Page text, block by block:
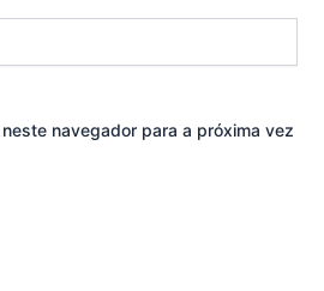
navegador para a próxima vez